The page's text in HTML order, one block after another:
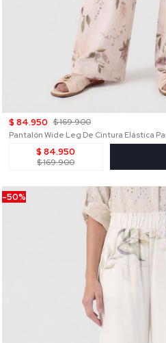
$ 84.950 $ 169.900
Pantalón Wide Leg De Cintura Elástica
$ 84.950
$ 169.900
-50%